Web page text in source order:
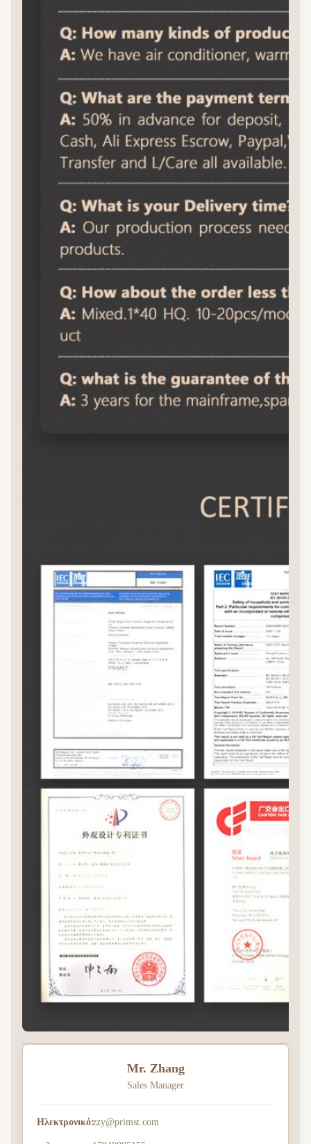
Mr. Zhang
Sales Manager
Ηλεκτρονικό:zzy@primst.com